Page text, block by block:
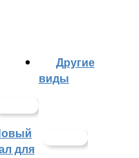
для
Другие
виды